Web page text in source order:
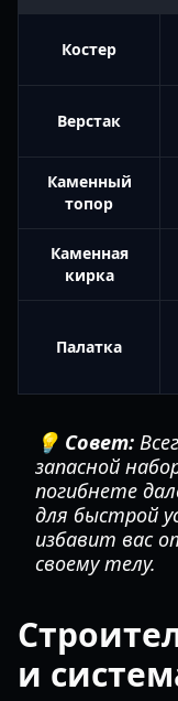
Костер
Верстак
Каменный
топор
Каменная
кирка
Палатка
💡 Совет:
запасной
погибнете
для быстрой
избавит вас
своему телу.
и